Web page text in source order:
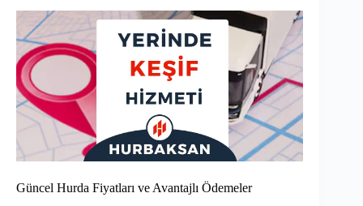
Güncel Hurda Fiyatları ve Avantajlı Ödemeler